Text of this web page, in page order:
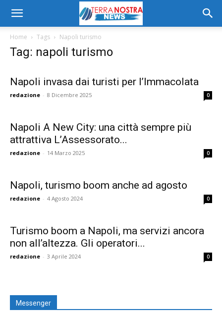
Home Tags Napoli turismo
Tag: napoli turismo
Napoli invasa dai turisti per l’Immacolata
redazione - 8 Dicembre 2025 0
Napoli A New City: una città sempre più
attrattiva L’Assessorato...
redazione - 14 Marzo 2025 0
Napoli, turismo boom anche ad agosto
redazione - 4 Agosto 2024 0
Turismo boom a Napoli, ma servizi ancora
non all’altezza. Gli operatori...
redazione - 3 Aprile 2024 0
Messenger